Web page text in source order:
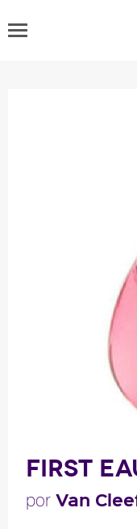
FIRST
por Van